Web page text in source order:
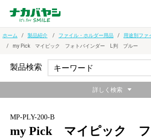
ホーム 製品紹介 ファイル・ホルダー用品 用途別ファ
my Pick マイピック フォトバインダー L判 ブルー
MP-PLY-200-B
my Pick マイピック フ
製品検索
詳しく検索